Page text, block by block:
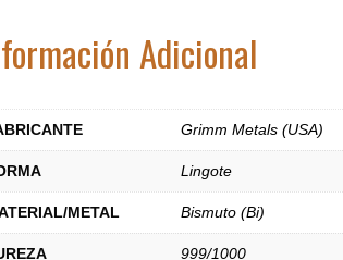
Adicional
Grimm Metals (USA)
Lingote
METAL Bismuto (Bi)
999/1000